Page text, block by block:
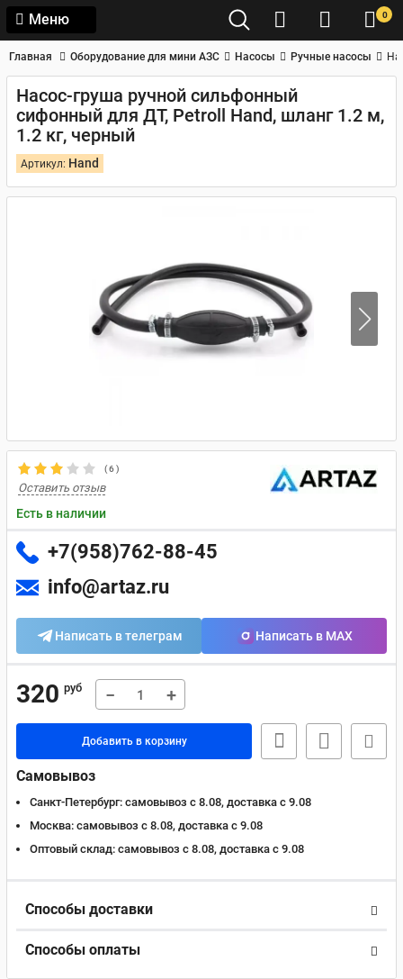
Меню 0
Главная Оборудование для мини АЗС Насосы Ручные насосы
Насос-груша ручной сильфонный
сифонный для ДТ, Petroll Hand, шланг 1.2 м,
1.2 кг, черный
Артикул: Hand
(6)
Оставить отзыв
Есть в наличии
+7(958)762-88-45
info@artaz.ru
Написать в телеграм Написать в MAX
320 руб − +
Добавить в корзину
Самовывоз
Санкт-Петербург: самовывоз с 8.08, доставка c 9.08
Москва: самовывоз с 8.08, доставка c 9.08
Оптовый склад: самовывоз с 8.08, доставка c 9.08
Способы доставки
Способы оплаты